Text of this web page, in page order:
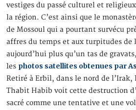
vestiges du passé culturel et
la région. C’est ainsi que le
de Mossoul qui a pourtant survécu
affres du temps et aux turpitudes de
aujourd’hui plus qu’un tas de
les photos satellites obtenues par
Retiré à Erbil, dans le nord de l’Irak,
Thabit Habib voit cette destruction
sacré comme une tentative et une